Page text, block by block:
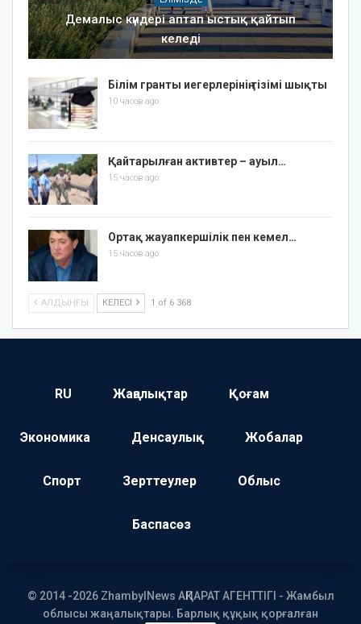
Демалыс күндері аптап ыстық қайтып
келеді
Білім гранты иегерлерінің тізімі шықты
10 часов ago
Қайтарылған активтер – ауыл…
15 часов ago
Ортақ жауапкершілік пен кемел…
15 часов ago
АЛДЫҢҒЫ КЕЛЕСІ 1 of 6 368
RU Жаңалықтар Қоғам
Экономика Денсаулық Жобалар
Спорт Зерттеулер Облыс
Баспасөз
© 2014 -2026 ZhambylNews АҚПАРАТ АГЕНТТІГІ - Жамбыл
облысы жаңалықтары. Барлық құқық қорғалған